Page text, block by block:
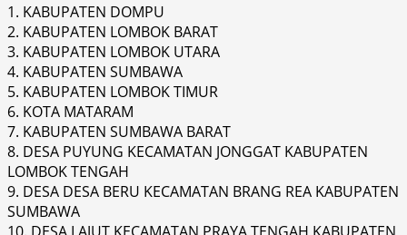
1. KABUPATEN DOMPU
2. KABUPATEN LOMBOK BARAT
3. KABUPATEN LOMBOK UTARA
4. KABUPATEN SUMBAWA
5. KABUPATEN LOMBOK TIMUR
6. KOTA MATARAM
7. KABUPATEN SUMBAWA BARAT
8. DESA PUYUNG KECAMATAN JONGGAT KABUPATEN
LOMBOK TENGAH
9. DESA DESA BERU KECAMATAN BRANG REA KABUPATEN
SUMBAWA